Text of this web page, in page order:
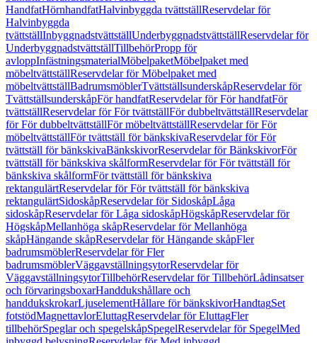
HandfatHörnhandfatHalvinbyggda tvättställReservdelar för
Halvinbyggda
tvättställInbyggnadstvättställUnderbyggnadstvättställReservdelar för
UnderbyggnadstvättställTillbehörPropp för
avloppInfästningsmaterialMöbelpaketMöbelpaket med
möbeltvättställReservdelar för Möbelpaket med
möbeltvättställBadrumsmöblerTvättställsunderskåpReservdelar för
TvättställsunderskåpFör handfatReservdelar för För handfatFör
tvättställReservdelar för För tvättställFör dubbeltvättställReservdelar
för För dubbeltvättställFör möbeltvättställReservdelar för För
möbeltvättställFör tvättställ för bänkskivaReservdelar för För
tvättställ för bänkskivaBänkskivorReservdelar för BänkskivorFör
tvättställ för bänkskiva skålformReservdelar för För tvättställ för
bänkskiva skålformFör tvättställ för bänkskiva
rektangulärtReservdelar för För tvättställ för bänkskiva
rektangulärtSidoskåpReservdelar för SidoskåpLåga
sidoskåpReservdelar för Låga sidoskåpHögskåpReservdelar för
HögskåpMellanhöga skåpReservdelar för Mellanhöga
skåpHängande skåpReservdelar för Hängande skåpFler
badrumsmöblerReservdelar för Fler
badrumsmöblerVäggavställningsytorReservdelar för
VäggavställningsytorTillbehörReservdelar för TillbehörLådinsatser
och förvaringsboxarHanddukshållare och
handdukskrokarLjuselementHållare för bänkskivorHandtagSet
fotstödMagnettavlorEluttagReservdelar för EluttagFler
tillbehörSpeglar och spegelskåpSpegelReservdelar för SpegelMed